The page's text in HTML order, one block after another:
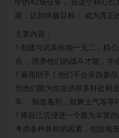
中的42场任务， 在这个精心打
路，达到终极目标： 成为真正
主要内容：
? 创建与武装你独一无二，精
兵， 培养他们的战斗才能，学
? 雇佣助手！他们不会亲自参
但他们能为你提供很多好处和
车， 制造毒剂，鼓舞士气等等
? 将自己沉浸进一个极为丰富
考虑各种各样的因素，包括地